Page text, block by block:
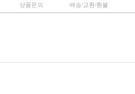
상품문의 배송/교환/환불